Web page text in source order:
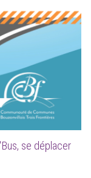
se déplacer